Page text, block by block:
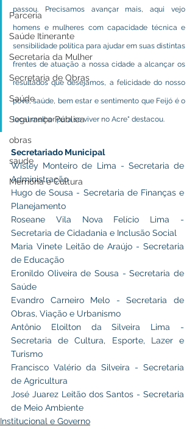
Parceria
Saúde Itinerante
Secretaria da Mulher
Secretaria de Obras
Saúde
Segurança Pública
obras
saude
Memória e Cultura
passou. Precisamos avançar mais, aqui vejo
homens e mulheres com capacidade técnica e
sensibilidade política para ajudar em suas distintas
frentes de atuação a nossa cidade a alcançar os
resultados que desejamos, a felicidade do nosso
povo, saúde, bem estar e sentimento que Feijó é o
local melhor para se viver no Acre" destacou.
Secretariado Municipal
Wisley Monteiro de Lima - Secretaria de
Administração
Hugo de Sousa - Secretaria de Finanças e
Planejamento
Roseane Vila Nova Felício Lima -
Secretaria de Cidadania e Inclusão Social
Maria Vinete Leitão de Araújo - Secretaria
de Educação
Eronildo Oliveira de Sousa - Secretaria de
Saúde
Evandro Carneiro Melo - Secretaria de
Obras, Viação e Urbanismo
Antônio Eloilton da Silveira Lima -
Secretaria de Cultura, Esporte, Lazer e
Turismo
Francisco Valério da Silveira - Secretaria
de Agricultura
José Juarez Leitão dos Santos - Secretaria
de Meio Ambiente
Institucional e Governo